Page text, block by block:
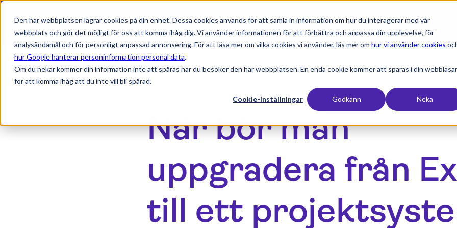
Den här webbplatsen lagrar cookies på din enhet. Dessa cookies används för att samla in information om hur du interagerar med vår
webbplats och gör det möjligt för oss att komma ihåg dig. Vi använder informationen för att förbättra och anpassa din upplevelse, för
analysändamål och för personligt anpassad annonsering. För att läsa mer om vilka cookies vi använder, läs mer om hur vi använder cookies
hur Google hanterar personinformation personal data.
Om du nekar kommer din information inte att spåras när du besöker den här webbplatsen. En enda cookie kommer att sparas i din
för att komma ihåg att du inte vill bli spårad.
Cookie-inställningar Godkänn Neka
Produkterexpand_more Branscher expand_more Resurserexpand_more Priser
När bör man
uppgradera från
till ett